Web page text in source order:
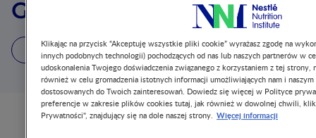
G. Jones
1 Artykuł
Artykuły autora
Klikając na przycisk “Akceptuję wszystkie pliki cookie” wyrażasz zgodę na
innych podobnych technologii) pochodzących od nas lub naszych partnerów w
udoskonalenia Twojego doświadczenia związanego z korzystaniem z tej
również w celu gromadzenia istotnych informacji umożliwiających nam i
dostosowanych do Twoich zainteresowań. Dowiedz się więcej w Polityce
preferencje w zakresie plików cookies tutaj, jak również w dowolnej chwili,
Prywatności", znajdujący się na dole naszej strony. Więcej informacji